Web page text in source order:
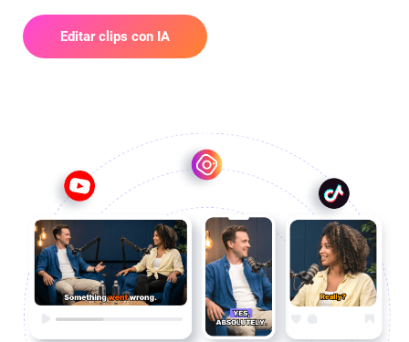
Editar clips con IA